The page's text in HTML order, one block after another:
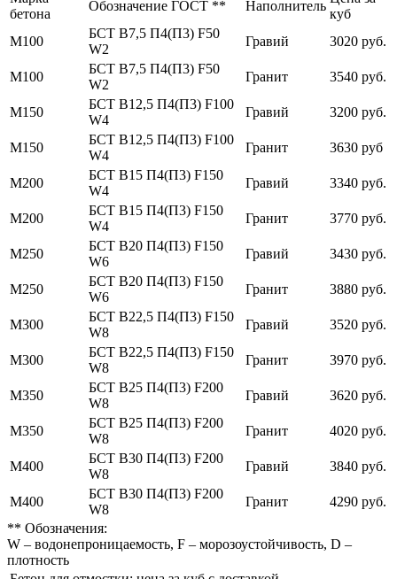
бетона
Обозначение ГОСТ ** Наполнитель
куб
М100
БСТ В7,5 П4(П3) F50
W2
Гравий 3020 руб.
М100
БСТ В7,5 П4(П3) F50
W2
Гранит 3540 руб.
М150
БСТ В12,5 П4(П3) F100
W4
Гравий 3200 руб.
М150
БСТ В12,5 П4(П3) F100
W4
Гранит 3630 руб
М200
БСТ В15 П4(П3) F150
W4
Гравий 3340 руб.
М200
БСТ В15 П4(П3) F150
W4
Гранит 3770 руб.
М250
БСТ В20 П4(П3) F150
W6
Гравий 3430 руб.
М250
БСТ В20 П4(П3) F150
W6
Гранит 3880 руб.
М300
БСТ В22,5 П4(П3) F150
W8
Гравий 3520 руб.
М300
БСТ В22,5 П4(П3) F150
W8
Гранит 3970 руб.
М350
БСТ В25 П4(П3) F200
W8
Гравий 3620 руб.
М350
БСТ В25 П4(П3) F200
W8
Гранит 4020 руб.
М400
БСТ В30 П4(П3) F200
W8
Гравий 3840 руб.
М400
БСТ В30 П4(П3) F200
W8
Гранит
4290 руб.
** Обозначения:
W – водонепроницаемость, F – морозоустойчивость, D –
плотность